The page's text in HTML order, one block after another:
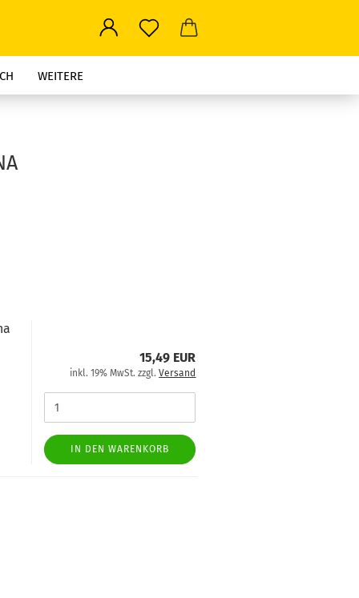
WEITERE
15,49 EUR
inkl. 19% MwSt. zzgl.Versand
IN DEN WARENKORB